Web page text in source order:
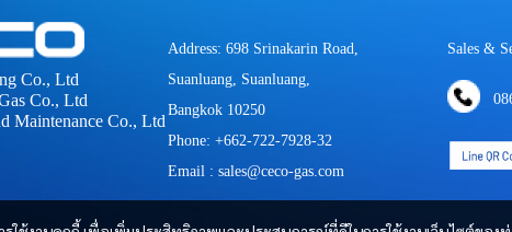
Co., Ltd
Co., Ltd
Maintenance Co., Ltd
Address: 698 Srinakarin Road,
Suanluang, Suanluang,
Bangkok 10250
Phone: +662-722-7928-32
Email : sales@ceco-gas.com
Sales &